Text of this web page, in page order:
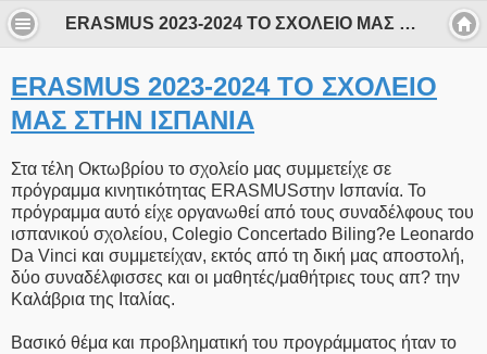
ERASMUS 2023-2024 ΤΟ ΣΧΟΛΕΙΟ ΜΑΣ ΣΤΗΝ ΙΣΠΑΝΙΑ
ERASMUS 2023-2024 ΤΟ ΣΧΟΛΕΙΟ
ΜΑΣ ΣΤΗΝ ΙΣΠΑΝΙΑ
Στα τέλη Οκτωβρίου το σχολείο μας συμμετείχε σε
πρόγραμμα κινητικότητας ERASMUSστην Ισπανία. Το
πρόγραμμα αυτό είχε οργανωθεί από τους συναδέλφους του
ισπανικού σχολείου, Colegio Concertado Biling?e Leonardo
Da Vinci και συμμετείχαν, εκτός από τη δική μας αποστολή,
δύο συναδέλφισσες και οι μαθητές/μαθήτριες τους απ? την
Καλάβρια της Ιταλίας.
Βασικό θέμα και προβληματική του προγράμματος ήταν το